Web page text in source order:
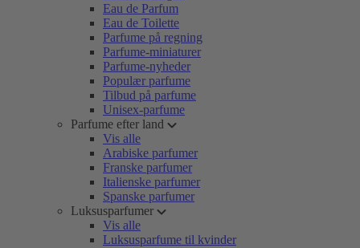
Eau de Parfum
Eau de Toilette
Parfume på regning
Parfume-miniaturer
Parfume-nyheder
Populær parfume
Tilbud på parfume
Unisex-parfume
Parfume efter land
Vis alle
Arabiske parfumer
Franske parfumer
Italienske parfumer
Spanske parfumer
Luksusparfumer
Vis alle
Luksusparfume til kvinder